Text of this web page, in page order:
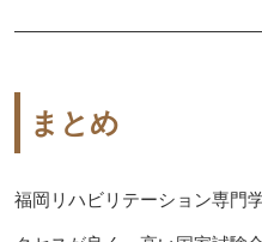
まとめ
福岡リハビリテーション専門